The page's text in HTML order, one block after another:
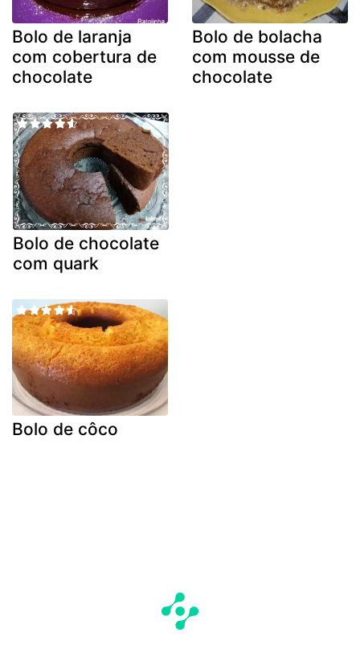
Bolo de laranja
com cobertura de
chocolate
Bolo de bolacha
com mousse de
chocolate
Bolo de chocolate
com quark
Bolo de côco